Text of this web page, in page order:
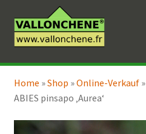
Navigation
springen
Inhalt
springen
Online-Verkauf
Coaching für den Garten
Home »Shop »Online-Verkauf»
ABIES pinsapo ‚Aurea‘